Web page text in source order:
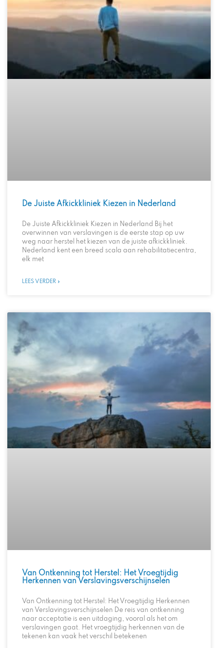
De Juiste Afkickkliniek Kiezen in Nederland
De Juiste Afkickkliniek Kiezen in Nederland Bij het
overwinnen van verslavingen is de eerste stap op uw
weg naar herstel het kiezen van de juiste afkickkliniek.
Nederland kent een breed scala aan rehabilitatiecentra,
elk met
LEES VERDER »
Van Ontkenning tot Herstel: Het Vroegtijdig
Herkennen van Verslavingsverschijnselen
Van Ontkenning tot Herstel: Het Vroegtijdig Herkennen
van Verslavingsverschijnselen De reis van ontkenning
naar acceptatie is een uitdaging, vooral als het om
verslavingen gaat. Het vroegtijdig herkennen van de
tekenen kan vaak het verschil betekenen